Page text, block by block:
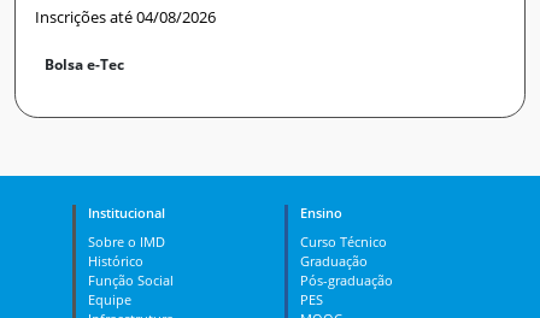
Inscrições até 04/08/2026
Bolsa e-Tec
Institucional
Sobre o IMD
Histórico
Função Social
Equipe
Ensino
Curso Técnico
Graduação
Pós-graduação
PES